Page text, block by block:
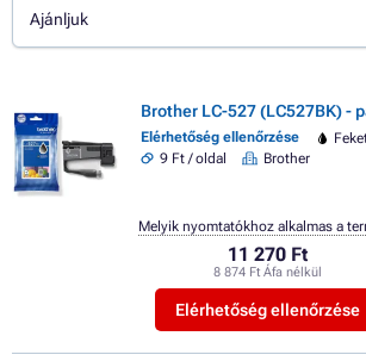
Ajánljuk
Brother LC-527 (LC527BK) -
Elérhetőség ellenőrzése
9 Ft / oldal
Brother
11 270 Ft
8 874 Ft Áfa nélkül
Elérhetőség ellenőrzése
Melyik nyomtatókhoz alkalmas a